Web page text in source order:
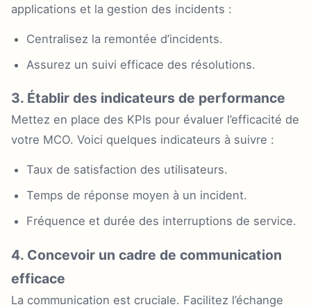
applications et la gestion des incidents :
Centralisez la remontée d’incidents.
Assurez un suivi efficace des résolutions.
3. Établir des indicateurs de performance
Mettez en place des KPIs pour évaluer l’efficacité de
votre MCO. Voici quelques indicateurs à suivre :
Taux de satisfaction des utilisateurs.
Temps de réponse moyen à un incident.
Fréquence et durée des interruptions de service.
4. Concevoir un cadre de communication
efficace
La communication est cruciale. Facilitez l’échange